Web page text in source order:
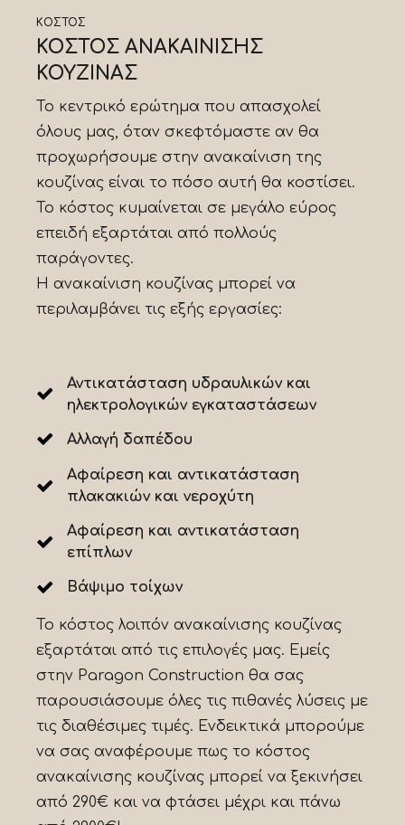
ΚΟΣΤΟΣ
ΚΟΣΤΟΣ ΑΝΑΚΑΙΝΙΣΗΣ
ΚΟΥΖΙΝΑΣ
Το κεντρικό ερώτημα που απασχολεί
όλους μας, όταν σκεφτόμαστε αν θα
προχωρήσουμε στην ανακαίνιση της
κουζίνας είναι το πόσο αυτή θα κοστίσει.
Το κόστος κυμαίνεται σε μεγάλο εύρος
επειδή εξαρτάται από πολλούς
παράγοντες.
Η ανακαίνιση κουζίνας μπορεί να
περιλαμβάνει τις εξής εργασίες:
Αντικατάσταση υδραυλικών και
ηλεκτρολογικών εγκαταστάσεων
Αλλαγή δαπέδου
Αφαίρεση και αντικατάσταση
πλακακιών και νεροχύτη
Αφαίρεση και αντικατάσταση
επίπλων
Βάψιμο τοίχων
Το κόστος λοιπόν ανακαίνισης κουζίνας
εξαρτάται από τις επιλογές μας. Εμείς
στην Paragon Construction θα σας
παρουσιάσουμε όλες τις πιθανές λύσεις με
τις διαθέσιμες τιμές. Ενδεικτικά μπορούμε
να σας αναφέρουμε πως το κόστος
ανακαίνισης κουζίνας μπορεί να ξεκινήσει
από 290€ και να φτάσει μέχρι και πάνω